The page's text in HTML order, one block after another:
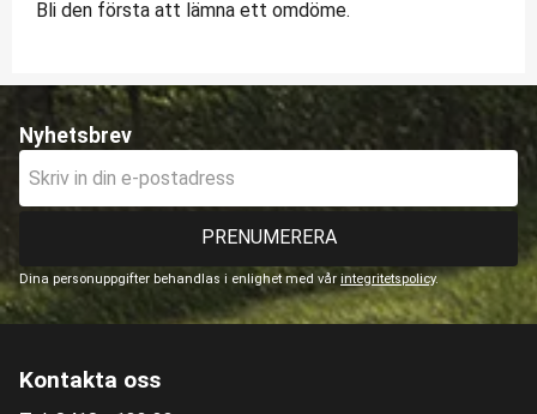
Bli den första att lämna ett omdöme.
Nyhetsbrev
PRENUMERERA
Dina personuppgifter behandlas i enlighet med vår integritetspolicy.
Kontakta oss